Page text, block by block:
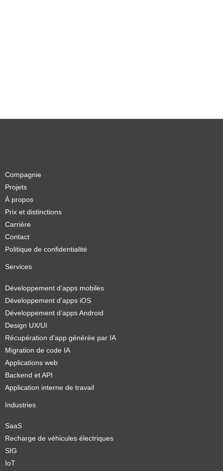
Compagnie
Projets
À propos
Prix et distinctions
Carrière
Contact
Politique de confidentialité
Services
Développement d’apps mobiles
Développement d’apps iOS
Développement d’apps Android
Design UX/UI
Récupération d’app générée par IA
Migration de code IA
Applications web
Backend et API
Application interne de travail
Industries
SaaS
Recharge de véhicules électriques
SIG
IoT